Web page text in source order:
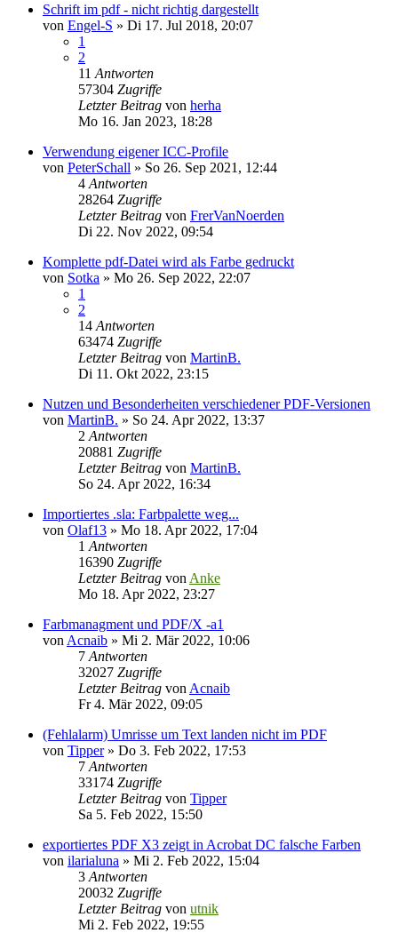
Schrift im pdf - nicht richtig dargestellt
von Engel-S » Di 17. Jul 2018, 20:07
1
2
11 Antworten
57304 Zugriffe
Letzter Beitrag von herha
Mo 16. Jan 2023, 18:28
Verwendung eigener ICC-Profile
von PeterSchall » So 26. Sep 2021, 12:44
4 Antworten
28264 Zugriffe
Letzter Beitrag von FrerVanNoerden
Di 22. Nov 2022, 09:54
Komplette pdf-Datei wird als Farbe gedruckt
von Sotka » Mo 26. Sep 2022, 22:07
1
2
14 Antworten
63474 Zugriffe
Letzter Beitrag von MartinB.
Di 11. Okt 2022, 23:15
Nutzen und Besonderheiten verschiedener PDF-Versionen
von MartinB. » So 24. Apr 2022, 13:37
2 Antworten
20881 Zugriffe
Letzter Beitrag von MartinB.
So 24. Apr 2022, 16:34
Importiertes .sla: Farbpalette weg...
von Olaf13 » Mo 18. Apr 2022, 17:04
1 Antworten
16390 Zugriffe
Letzter Beitrag von Anke
Mo 18. Apr 2022, 23:27
Farbmanagment und PDF/X -a1
von Acnaib » Mi 2. Mär 2022, 10:06
7 Antworten
32027 Zugriffe
Letzter Beitrag von Acnaib
Fr 4. Mär 2022, 09:05
(Fehlalarm) Umrisse um Text landen nicht im PDF
von Tipper» Do 3. Feb 2022, 17:53
7 Antworten
33174 Zugriffe
Letzter Beitrag von Tipper
Sa 5. Feb 2022, 15:50
exportiertes PDF X3 zeigt in Acrobat DC falsche Farben
von ilarialuna » Mi 2. Feb 2022, 15:04
3 Antworten
20032 Zugriffe
Letzter Beitrag von utnik
Mi 2. Feb 2022, 19:55